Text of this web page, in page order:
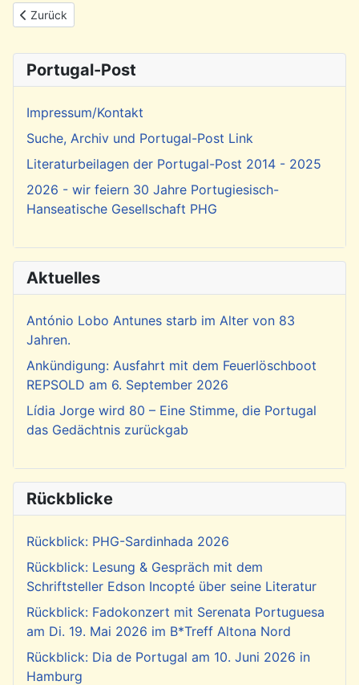
Vorheriger Beitrag: Rückblick: Vernissage zur Ausstellung mit
Zurück
Portugal-Post
Impressum/Kontakt
Suche, Archiv und Portugal-Post Link
Literaturbeilagen der Portugal-Post 2014 - 2025
2026 - wir feiern 30 Jahre Portugiesisch-
Hanseatische Gesellschaft PHG
Aktuelles
António Lobo Antunes starb im Alter von 83
Jahren.
Ankündigung: Ausfahrt mit dem Feuerlöschboot
REPSOLD am 6. September 2026
Lídia Jorge wird 80 – Eine Stimme, die Portugal
das Gedächtnis zurückgab
Rückblicke
Rückblick: PHG-Sardinhada 2026
Rückblick: Lesung & Gespräch mit dem
Schriftsteller Edson Incopté über seine Literatur
Rückblick: Fadokonzert mit Serenata Portuguesa
am Di. 19. Mai 2026 im B*Treff Altona Nord
Rückblick: Dia de Portugal am 10. Juni 2026 in
Hamburg